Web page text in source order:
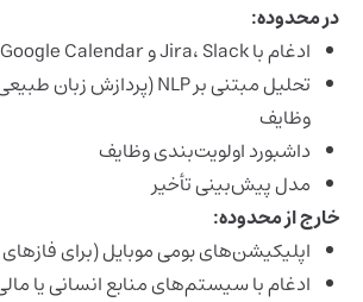
در محدوده:
ادغام با Jira، Slack و Google Calendar
وظایف
داشبورد اولویت‌بندی وظایف
مدل پیش‌بینی تأخیر
خارج از محدوده:
اپلیکیشن‌های بومی موبایل (برای فازهای
ادغام با سیستم‌های منابع انسانی یا